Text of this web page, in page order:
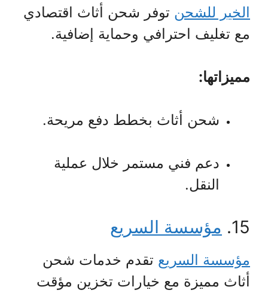
الخير للشحن توفر شحن أثاث اقتصادي
مع تغليف احترافي وحماية إضافية.
مميزاتها:
شحن أثاث بخطط دفع مريحة.
دعم فني مستمر خلال عملية
النقل.
15. مؤسسة السريع
مؤسسة السريع تقدم خدمات شحن
أثاث مميزة مع خيارات تخزين مؤقت